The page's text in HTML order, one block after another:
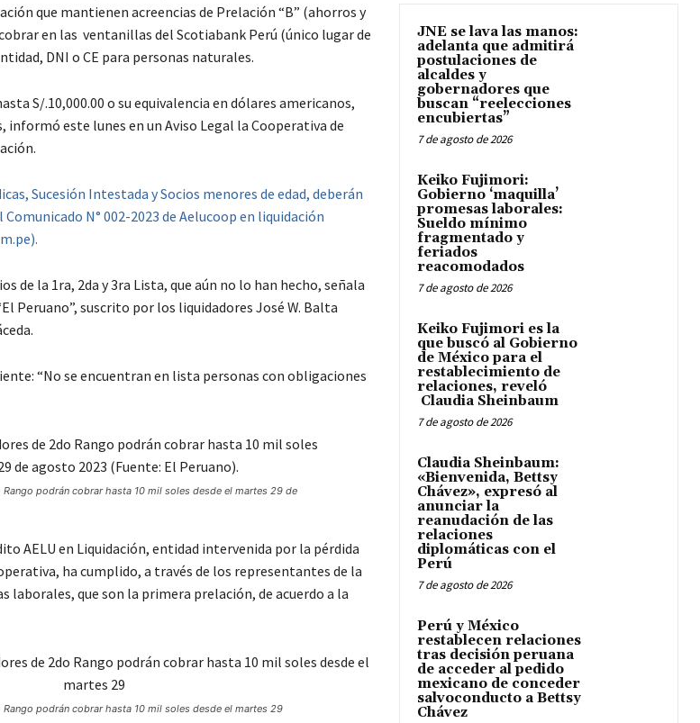
que mantienen acreencias de Prelación “B” (ahorros y
en las ventanillas del Scotiabank Perú (único lugar de
DNI o CE para personas naturales.
S/.10,000.00 o su equivalencia en dólares americanos,
informó este lunes en un Aviso Legal la Cooperativa de
Sucesión Intestada y Socios menores de edad, deberán
N° 002-2023 de Aelucoop en liquidación
de la 1ra, 2da y 3ra Lista, que aún no lo han hecho, señala
Peruano”, suscrito por los liquidadores José W. Balta
“No se encuentran en lista personas con obligaciones
podrán cobrar hasta 10 mil soles desde el martes 29 de
AELU en Liquidación, entidad intervenida por la pérdida
ha cumplido, a través de los representantes de la
laborales, que son la primera prelación, de acuerdo a la
podrán cobrar hasta 10 mil soles desde el martes 29
JNE se lava las manos:
adelanta que admitirá
postulaciones de
alcaldes y
gobernadores que
buscan “reelecciones
encubiertas”
7 de agosto de 2026
Keiko Fujimori:
Gobierno ‘maquilla’
promesas laborales:
Sueldo mínimo
fragmentado y
feriados
reacomodados
7 de agosto de 2026
Keiko Fujimori es la
que buscó al Gobierno
de México para el
restablecimiento de
relaciones, reveló
Claudia Sheinbaum
7 de agosto de 2026
Claudia Sheinbaum:
«Bienvenida, Bettsy
Chávez», expresó al
anunciar la
reanudación de las
relaciones
diplomáticas con el
Perú
7 de agosto de 2026
Perú y México
restablecen relaciones
tras decisión peruana
de acceder al pedido
mexicano de conceder
salvoconducto a Bettsy
Chávez